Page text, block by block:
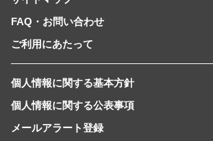
FAQ・お問い合わせ
ご利用にあたって
個人情報に関する基本方針
個人情報に関する公表事項
メールアラート登録